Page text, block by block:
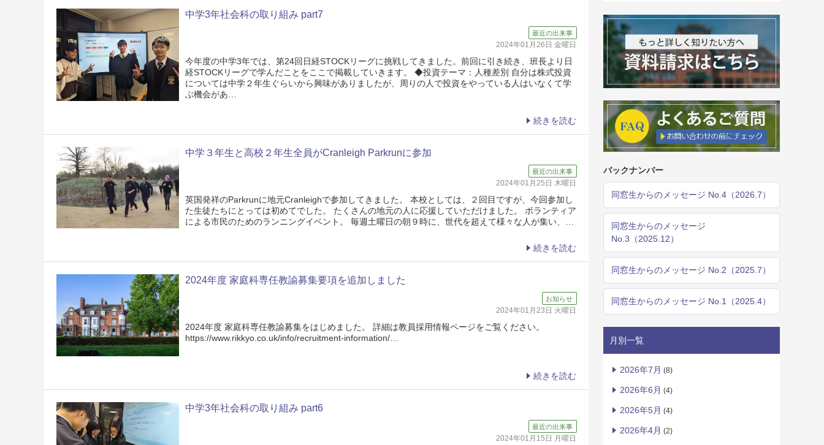
中学3年社会科の取り組み part7
最近の出来事
2024年01月26日 金曜日
今年度の中学3年では、第24回日経STOCKリーグに挑戦してきました。前回に引き続き、班長より日
経STOCKリーグで学んだことをここで掲載していきます。 ◆投資テーマ：人種差別 自分は株式投資
については中学２年生ぐらいから興味がありましたが、周りの人で投資をやっている人はいなくて学
ぶ機会があ…
続きを読む
中学３年生と高校２年生全員がCranleigh Parkrunに参加
最近の出来事
2024年01月25日 木曜日
英国発祥のParkrunに地元Cranleighで参加してきました。 本校としては、２回目ですが、今回参加し
た生徒たちにとっては初めてでした。 たくさんの地元の人に応援していただけました。 ボランティア
による市民のためのランニングイベント。 毎週土曜日の朝９時に、世代を超えて様々な人が集い、…
続きを読む
2024年度 家庭科専任教諭募集要項を追加しました
お知らせ
2024年01月23日 火曜日
2024年度 家庭科専任教諭募集をはじめました。 詳細は教員採用情報ページをご覧ください。
https://www.rikkyo.co.uk/info/recruitment-information/…
続きを読む
中学3年社会科の取り組み part6
最近の出来事
2024年01月15日 月曜日
バックナンバー
同窓生からのメッセージ No.4（2026.7）
同窓生からのメッセージ
No.3（2025.12）
同窓生からのメッセージ No.2（2025.7）
同窓生からのメッセージ No.1（2025.4）
月別一覧
2026年7月 (8)
2026年6月 (4)
2026年5月 (4)
2026年4月 (2)